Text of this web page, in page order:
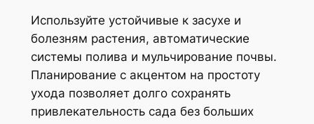
Используйте устойчивые к засухе и
болезням растения, автоматические
системы полива и мульчирование почвы.
Планирование с акцентом на простоту
ухода позволяет долго сохранять
привлекательность сада без больших